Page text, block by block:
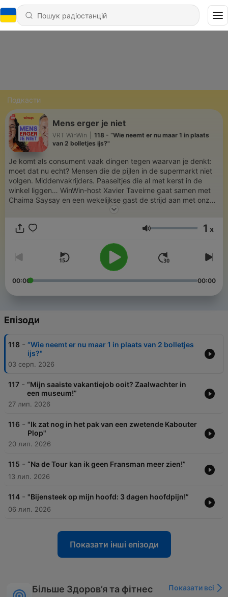
Подкасти
Mens erger je niet
VRT WinWin
118 - “Wie neemt er nu maar 1 in plaats
van 2 bolletjes ijs?"
Je komt als consument vaak dingen tegen waarvan je denkt:
moet dat nu echt? Mensen die de pijlen in de supermarkt niet
volgen. Middenvakrijders. Paaseitjes die al met kerst in de
winkel liggen… WinWin-host Xavier Taveirne gaat samen met
Chaima Saysay en een wekelijkse gast de strijd aan met onze
kleine ergernissen van het dagelijkse leven. Omdat een klein
Гучність 1 x
00:00 00:00
Епізоди
118 - “Wie neemt er nu maar 1 in plaats van 2 bolletjes
ijs?"
03 серп. 2026
117 - “Mijn saaiste vakantiejob ooit? Zaalwachter in
een museum!”
27 лип. 2026
116 - "Ik zat nog in het pak van een zwetende Kabouter
Plop"
20 лип. 2026
115 - “Na de Tour kan ik geen Fransman meer zien!”
13 лип. 2026
114 - "Bijensteek op mijn hoofd: 3 dagen hoofdpijn!”
06 лип. 2026
Показати інші епізоди
Більше Здоров’я та фітнес
Показати всі